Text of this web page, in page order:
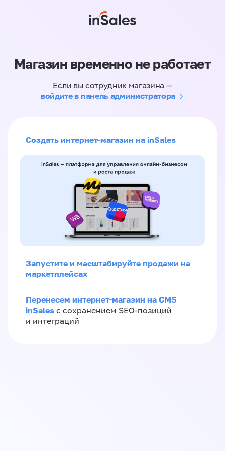
Магазин временно не работает
Если вы сотрудник магазина —
войдите в панель администратора
Создать интернет-магазин на inSales
Запустите и масштабируйте продажи на
маркетплейсах
Перенесем интернет-магазин на CMS
inSales с сохранением SEO-позиций
и интеграций